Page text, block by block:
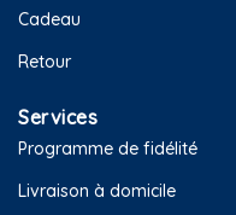
Cadeau
Retour
Services
Programme de fidélité
Livraison à domicile